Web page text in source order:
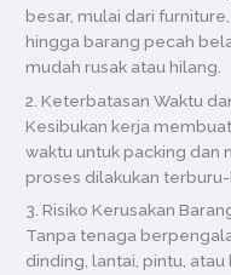
besar, mulai dari
hingga barang pecah
mudah rusak atau hilang.
2. Keterbatasan Waktu
Kesibukan kerja
waktu untuk packing dan
proses dilakukan
3. Risiko Kerusakan
Tanpa tenaga
dinding, lantai, pintu,